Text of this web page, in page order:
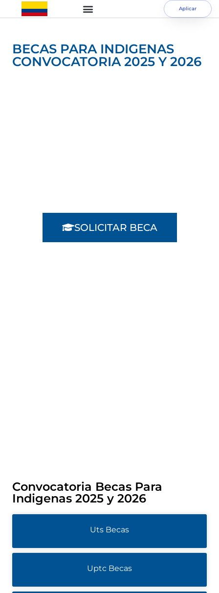
Aplicar
BECAS PARA INDIGENAS
CONVOCATORIA 2025 Y 2026
SOLICITAR BECA
Convocatoria Becas Para
Indigenas 2025 y 2026
Uts Becas
Uptc Becas